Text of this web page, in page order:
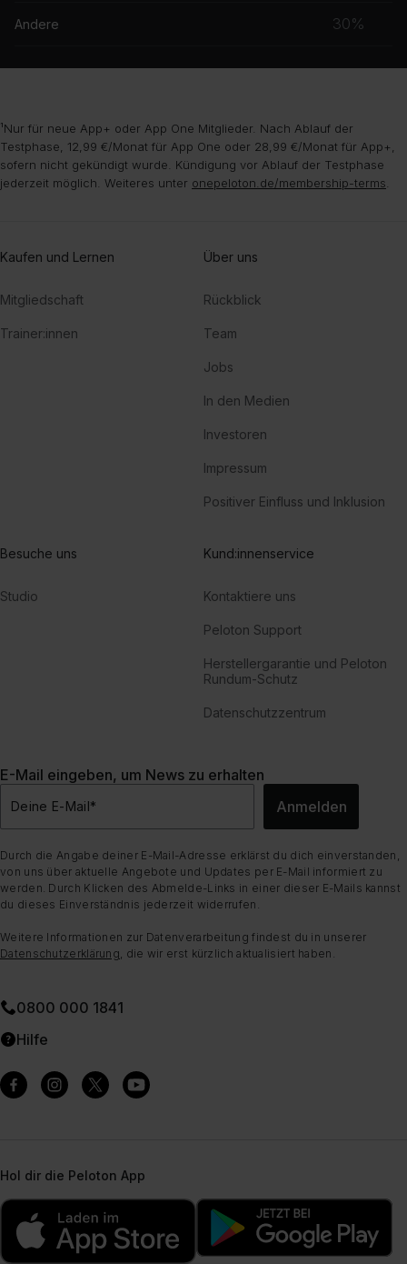
Andere 30%
¹Nur für neue App+ oder App One Mitglieder. Nach Ablauf der
Testphase, 12,99 €/Monat für App One oder 28,99 €/Monat für App+,
sofern nicht gekündigt wurde. Kündigung vor Ablauf der Testphase
jederzeit möglich. Weiteres unter onepeloton.de/membership-terms
Kaufen und Lernen
Mitgliedschaft
Trainer:innen
Über uns
Rückblick
Team
Jobs
In den Medien
Investoren
Impressum
Positiver Einfluss und Inklusion
Besuche uns
Studio
Kund:innenservice
Kontaktiere uns
Peloton Support
Herstellergarantie und Peloton
Rundum-Schutz
Datenschutzzentrum
E-Mail eingeben, um News zu erhalten
Deine E-Mail* Anmelden
Durch die Angabe deiner E-Mail-Adresse erklärst du dich einverstanden,
von uns über aktuelle Angebote und Updates per E-Mail informiert zu
werden. Durch Klicken des Abmelde-Links in einer dieser E-Mails kannst
du dieses Einverständnis jederzeit widerrufen.
Weitere Informationen zur Datenverarbeitung findest du in unserer
Datenschutzerklärung , die wir erst kürzlich aktualisiert haben.
0800 000 1841
Hilfe
Hol dir die Peloton App